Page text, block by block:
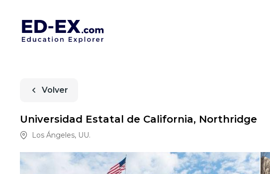
Volver
Universidad Estatal de California, Northridge
Los Ángeles, UU.